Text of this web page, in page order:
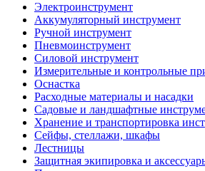
Электроинструмент
Аккумуляторный инструмент
Ручной инструмент
Пневмоинструмент
Силовой инструмент
Измерительные и контрольные
Оснастка
Расходные материалы и насадки
Садовые и ландшафтные
Хранение и транспортировка
Сейфы, стеллажи, шкафы
Лестницы
Защитная экипировка и